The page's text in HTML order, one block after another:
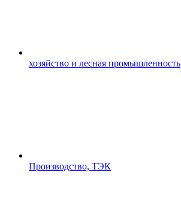
хозяйство и лесная промышленность
Производство, ТЭК